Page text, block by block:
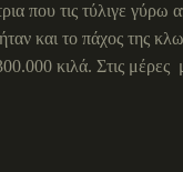
που τις τύλιγε
και το πάχος της
κιλά. Στις μέρες